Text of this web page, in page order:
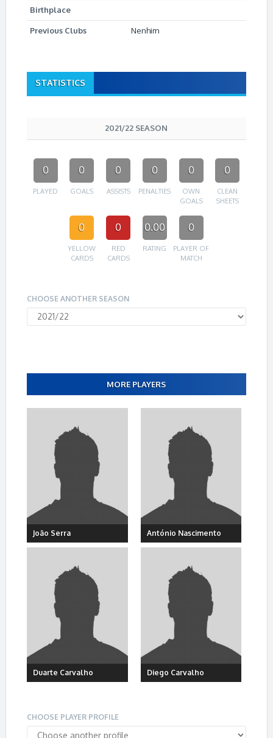
Birthplace
Previous Clubs Nenhim
STATISTICS
2021/22 SEASON
0
PLAYED
0
GOALS
0
ASSISTS
0
PENALTIES
0
OWN
GOALS
0
CLEAN
SHEETS
0
YELLOW
CARDS
0
RED
CARDS
0.00
RATING
0
PLAYER OF
MATCH
CHOOSE ANOTHER SEASON
MORE PLAYERS
João Serra António Nascimento
Duarte Carvalho Diego Carvalho
CHOOSE PLAYER PROFILE